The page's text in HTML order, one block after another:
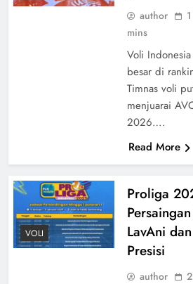
author
mins
Voli
besar di
Timnas voli
menjuarai
2026….
Read More
VOLI
Proliga
LavAni
Presisi
author